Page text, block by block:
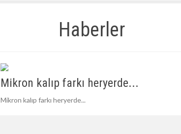
Haberler
Mikron kalıp farkı heryerde...
Mikron kalıp farkı heryerde...